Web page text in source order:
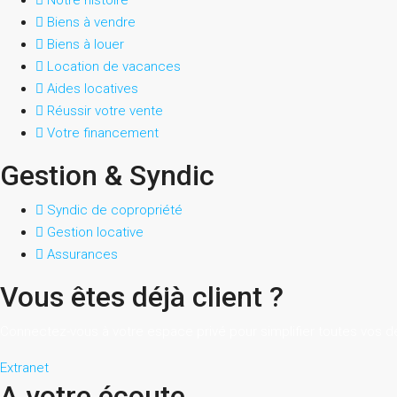
Biens à vendre
Biens à louer
Location de vacances
Aides locatives
Réussir votre vente
Votre financement
Gestion & Syndic
Syndic de copropriété
Gestion locative
Assurances
Vous êtes déjà client ?
Extranet